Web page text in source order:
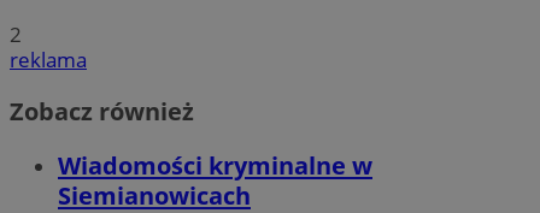
2
reklama
Zobacz również
Wiadomości kryminalne w
Siemianowicach